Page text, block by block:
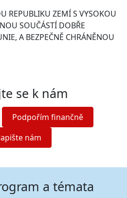
REPUBLIKU ZEMÍ S VYSOKOU
SOUČÁSTÍ DOBŘE
A BEZPEČNĚ CHRÁNĚNOU
se k nám
Podpořím finančně
nám
a témata